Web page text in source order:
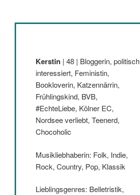
Kerstin | 48 | Bloggerin, politisch
interessiert, Feministin,
Bookloverin, Katzennärrin,
Frühlingskind, BVB,
#EchteLiebe, Kölner EC,
Nordsee verliebt, Teenerd,
Chocoholic
Musikliebhaberin: Folk, Indie,
Rock, Country, Pop, Klassik
Lieblingsgenres: Belletristik,